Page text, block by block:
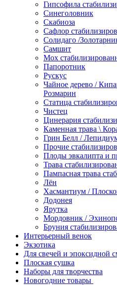
Гипсофила
Синеголовник
Скабиоза
Сафлор
Солидаго /
Самшит
Мох
Папоротник
Рускус
Чайное дерево /
Розмарин
Статица
Чистец
Цинерария
Каменная трава \
Грин Белл /
Прочие
Плоды эвкалипта и
Трава
Пампасная трава
Лён
Хасмантиум /
Додонея
Ярутка
Мордовник /
Бруния
Интерьерный венок
Экзотика
Для свечей и эпоксидной
Плоская сушка
Наборы для творчества
Новогодние товары